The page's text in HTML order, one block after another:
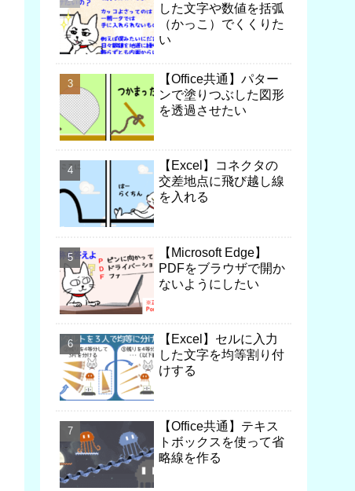
した文字や数値を括弧
（かっこ）でくくりた
い
【Office共通】パター
ンで塗りつぶした図形
を透過させたい
【Excel】コネクタの
交差地点に飛び越し線
を入れる
【Microsoft Edge】
PDFをブラウザで開か
ないようにしたい
【Excel】セルに入力
した文字を均等割り付
けする
【Office共通】テキス
トボックスを使って省
略線を作る